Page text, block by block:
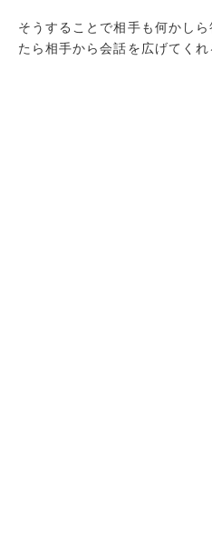
そうすることで相手も何かし
たら相手から会話を広げてくれ